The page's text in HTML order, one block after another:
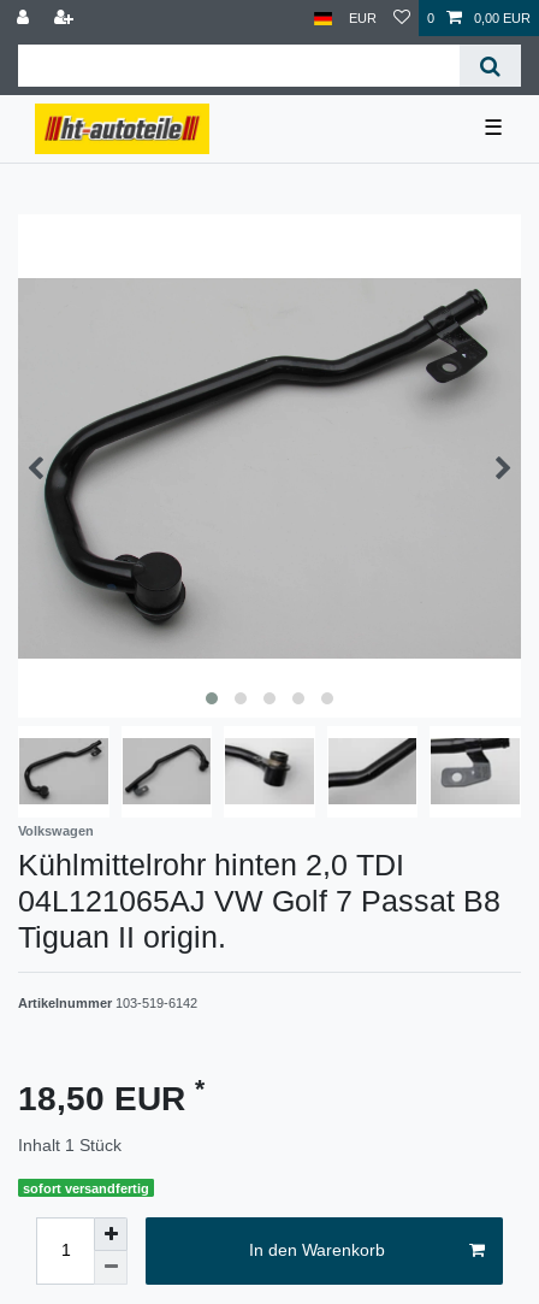
EUR 0 0,00 EUR
☰
Volkswagen
Kühlmittelrohr hinten 2,0 TDI
04L121065AJ VW Golf 7 Passat B8
Tiguan II origin.
Artikelnummer 103-519-6142
18,50 EUR *
Inhalt 1 Stück
sofort versandfertig
In den Warenkorb